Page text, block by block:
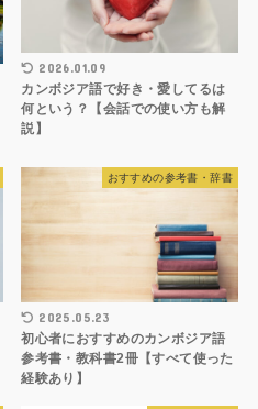
2026.01.09
カンボジア語で好き・愛してるは
何という？【会話での使い方も解
説】
おすすめの参考書・辞書
2025.05.23
初心者におすすめのカンボジア語
参考書・教科書2冊【すべて使った
経験あり】